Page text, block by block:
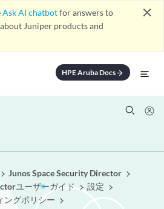
Ask AI chatbotfor answers to
Juniper products and
close
HPE Aruba Docsarrow_forward
Junos Space Security Director
ユーザーガイド
設定
ングポリシー